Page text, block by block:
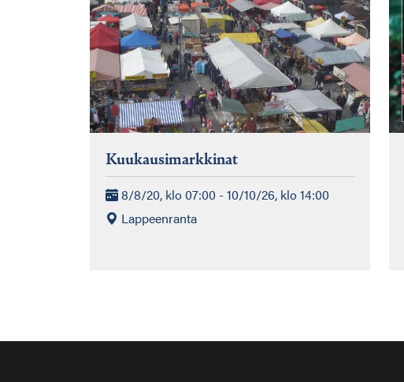
Kuukausimarkkinat
8/8/20, klo 07:00 - 10/10/26, klo 14:00
Lappeenranta